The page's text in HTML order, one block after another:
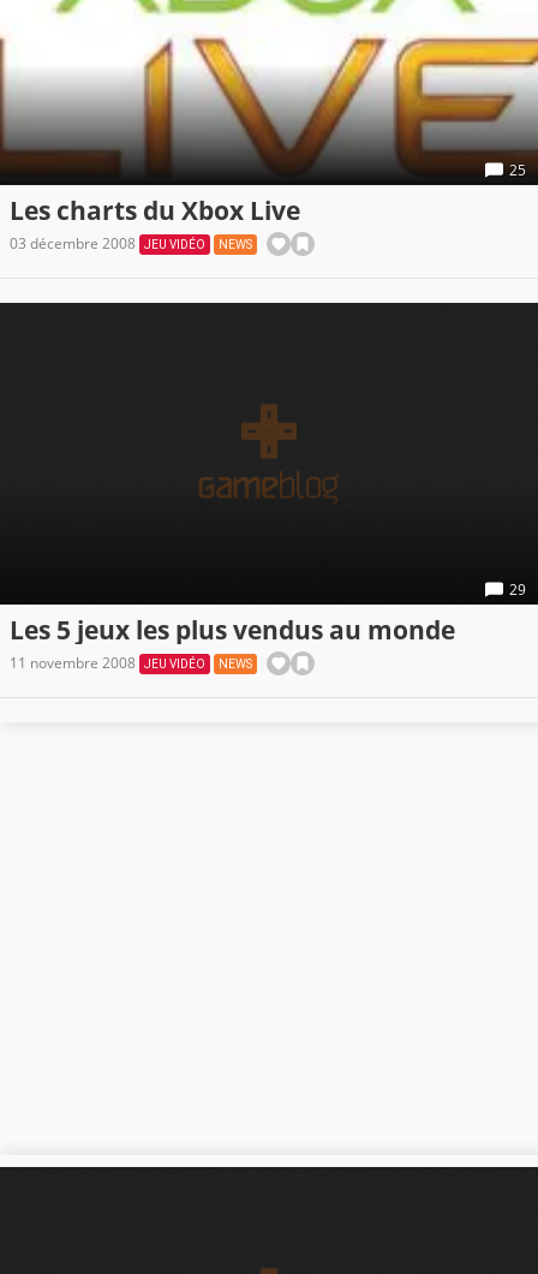
25
Les charts du Xbox Live
03 décembre 2008 JEU VIDÉO NEWS
29
Les 5 jeux les plus vendus au monde
11 novembre 2008 JEU VIDÉO NEWS